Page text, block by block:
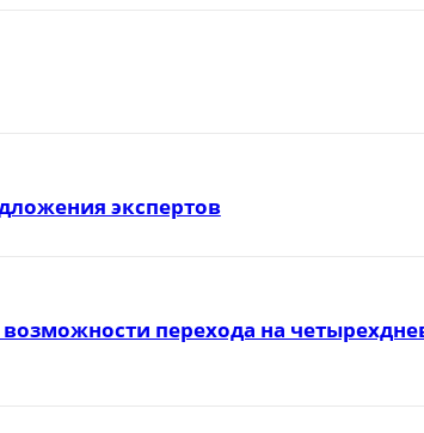
экспертов
перехода на